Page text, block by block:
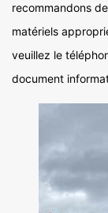
recommandons
matériels
veuillez le
document